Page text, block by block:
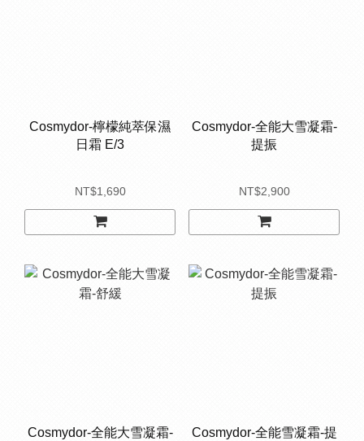
Cosmydor-檸檬純萃保濕
日霜 E/3
NT$1,690
Cosmydor-全能大雪凝霜-
提振
NT$2,900
Cosmydor-全能大雪凝霜-
Cosmydor-全能雪凝霜-提